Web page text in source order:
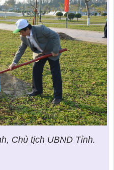
Chủ tịch UBND Tỉnh.